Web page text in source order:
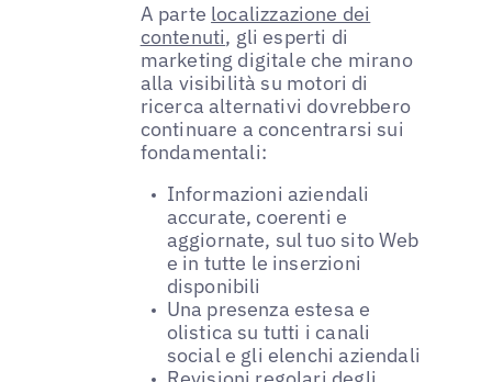
A parte localizzazione dei
contenuti, gli esperti di
marketing digitale che mirano
alla visibilità su motori di
ricerca alternativi dovrebbero
continuare a concentrarsi sui
fondamentali:
Informazioni aziendali
accurate, coerenti e
aggiornate, sul tuo sito Web
e in tutte le inserzioni
disponibili
Una presenza estesa e
olistica su tutti i canali
social e gli elenchi aziendali